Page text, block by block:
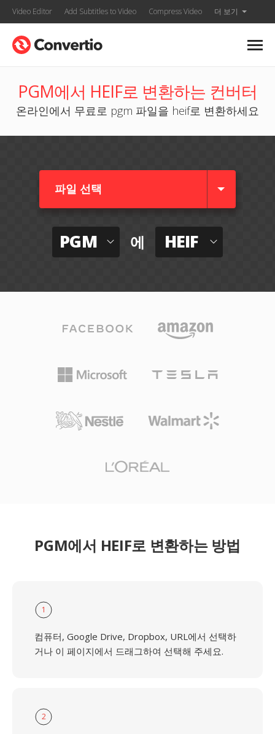
Video Editor Add Subtitles to Video Compress Video 더 보기
PGM에서 HEIF로 변환하는 컨버터
온라인에서 무료로 pgm 파일을 heif로 변환하세요
파일 선택
PGM 에 HEIF
PGM에서 HEIF로 변환하는 방법
1
컴퓨터, Google Drive, Dropbox, URL에서 선택하
거나 이 페이지에서 드래그하여 선택해 주세요.
2